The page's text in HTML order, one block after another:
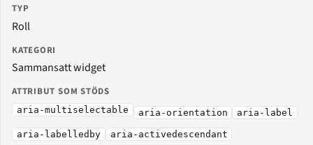
TYP
Roll
KATEGORI
Sammansatt widget
ATTRIBUT SOM STÖDS
aria-multiselectable aria-orientation aria-label
aria-labelledby aria-activedescendant